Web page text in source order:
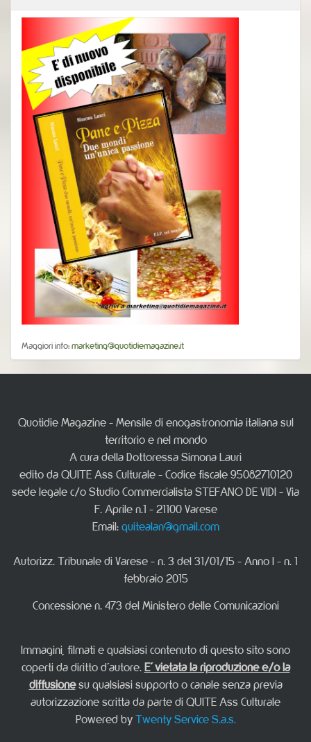
Maggiori info:marketing@quotidiemagazine.it
Quotidie Magazine - Mensile di enogastronomia italiana sul
territorio e nel mondo
A cura della Dottoressa Simona Lauri
edito da QUITE Ass Culturale - Codice fiscale 95082710120
sede legale c/o Studio Commercialista STEFANO DE VIDI - Via
F. Aprile n.1 - 21100 Varese
Email: quitealan@gmail.com
Autorizz. Tribunale di Varese - n. 3 del 31/01/15 - Anno I - n. 1
febbraio 2015
Concessione n. 473 del Ministero delle Comunicazioni
Immagini, filmati e qualsiasi contenuto di questo sito sono
coperti da diritto d'autore. E' vietata la riproduzione e/o la
diffusionesu qualsiasi supporto o canale senza previa
autorizzazione scritta da parte di QUITE Ass Culturale
Powered by Twenty Service S.a.s.